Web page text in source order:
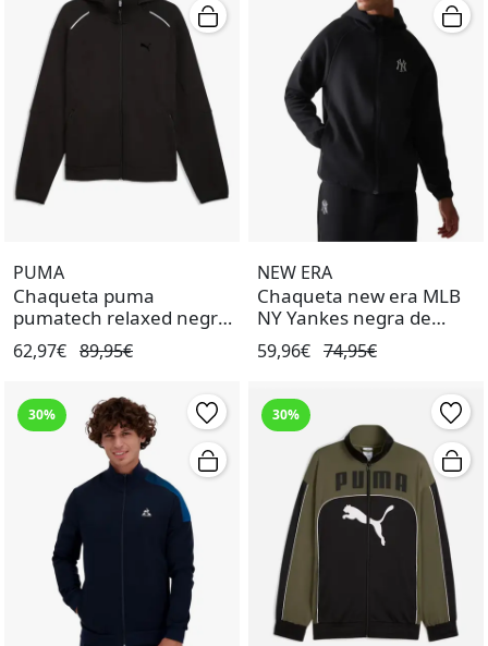
PUMA
Chaqueta puma
pumatech relaxed negro
de hombre.
62,97€ 89,95€
NEW ERA
Chaqueta new era MLB
NY Yankes negra de
hombre.
59,96€ 74,95€
30% 30%